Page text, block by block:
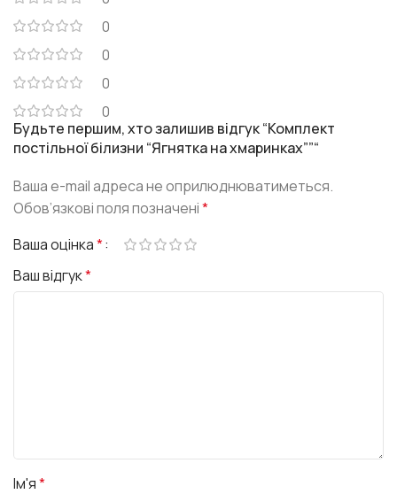
0
0
0
0
Будьте першим, хто залишив відгук “Комплект
постільної білизни “Ягнятка на хмаринках””“
Ваша e-mail адреса не оприлюднюватиметься.
Обов’язкові поля позначені*
Ваша оцінка*
Ваш відгук*
Ім'я*